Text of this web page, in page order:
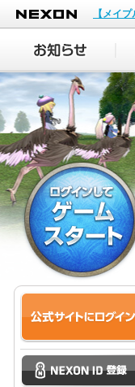
NEXON
【メイ